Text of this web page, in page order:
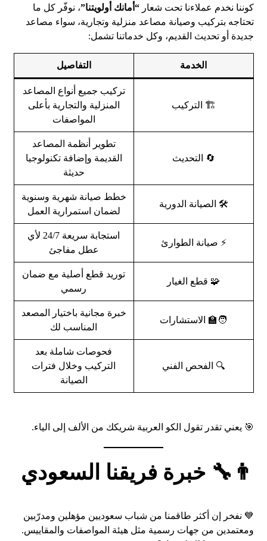
كوننا نخدم عملاءنا تحت شعار“أمانك أولويتنا”، نوفّر كل ما
تحتاجه بتركيب وصيانة مصاعد منزلية وتجارية، سواء مصاعد
جديدة أو تحديث القديم، وكل خدماتنا تشمل:
الخدمة التفاصيل
🏗️ التركيب
تركيب جميع أنواع المصاعد
المنزلية والتجارية بأعلى
المواصفات
🔄 التحديث
تطوير أنظمة المصاعد
القديمة وإضافة تكنولوجيا
حديثة
🛠️ الصيانة الدورية
خطط صيانة شهرية وسنوية
لضمان استمرارية العمل
⚡ صيانة الطوارئ
استجابة سريعة 24/7 لأي
عطل مفاجئ
🧩 قطع الغيار
توريد قطع أصلية مع ضمان
رسمي
🧑‍🏫 الاستشارات
خبرة مجانية باختيار المصعد
المناسب لك
🔍 الفحص الفني
فحوصات شاملة بعد
التركيب وخلال فترات
الصيانة
🎯 يعني تقدر تقول الكو العربية شريكك من الألف إلى الياء.
👨‍🔧 خبرة فريقنا السعودي
💙 نفخر إن أكثر طاقمنا من شباب سعوديين مؤهلين ومدرّبين
ومعتمدين من جهات رسمية مثل هيئة المواصفات والمقاييس.